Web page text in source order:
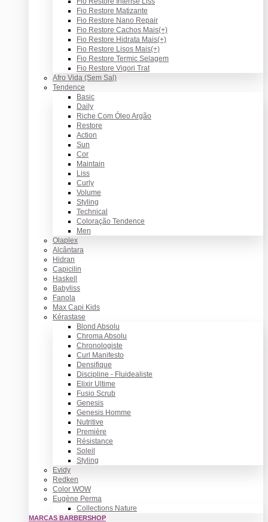
Fio Restore Matizante
Fio Restore Nano Repair
Fio Restore Cachos Mais(+)
Fio Restore Hidrata Mais(+)
Fio Restore Lisos Mais(+)
Fio Restore Termic Selagem
Fio Restore Vigori Trat
Afro Vida (Sem Sal)
Tendence
Basic
Daily
Riche Com Óleo Argão
Restore
Action
Sun
Cor
Maintain
Liss
Curly
Volume
Styling
Technical
Coloração Tendence
Men
Olaplex
Alcântara
Hidran
Capicilin
Haskell
Babyliss
Fanola
Max Capi Kids
Kérastase
Blond Absolu
Chroma Absolu
Chronologiste
Curl Manifesto
Densifique
Discipline - Fluidealiste
Elixir Ultime
Fusio Scrub
Genesis
Genesis Homme
Nutritive
Première
Résistance
Soleil
Styling
Evidy
Redken
Color WOW
Eugène Perma
Collections Nature
MARCAS BARBERSHOP